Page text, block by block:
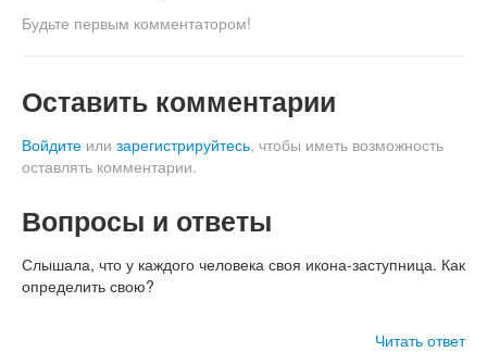
Будьте первым комментатором!
Оставить комментарии
Войдите или зарегистрируйтесь, чтобы иметь возможность
оставлять комментарии.
Вопросы и ответы
Слышала, что у каждого человека своя икона-заступница. Как
определить свою?
Читать ответ